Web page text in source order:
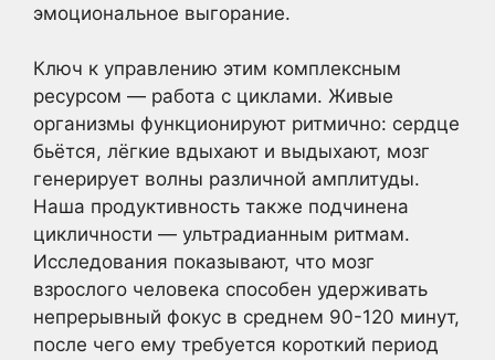
эмоциональное выгорание.
Ключ к управлению этим комплексным
ресурсом — работа с циклами. Живые
организмы функционируют ритмично: сердце
бьётся, лёгкие вдыхают и выдыхают, мозг
генерирует волны различной амплитуды.
Наша продуктивность также подчинена
цикличности — ультрадианным ритмам.
Исследования показывают, что мозг
взрослого человека способен удерживать
непрерывный фокус в среднем 90-120 минут,
после чего ему требуется короткий период